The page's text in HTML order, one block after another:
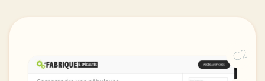
C2